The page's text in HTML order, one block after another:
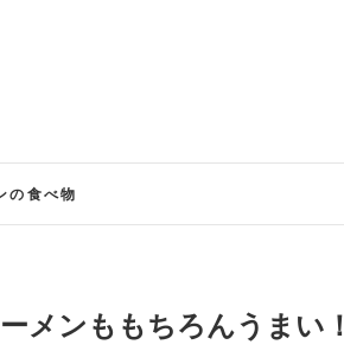
の食べ物
メンももちろんうまい！